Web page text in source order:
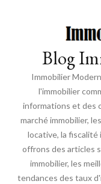
Blog
Immobilier
l'immobilier
informations et des
marché immobilier,
locative, la fiscalité
offrons des articles
immobilier, les
tendances des taux